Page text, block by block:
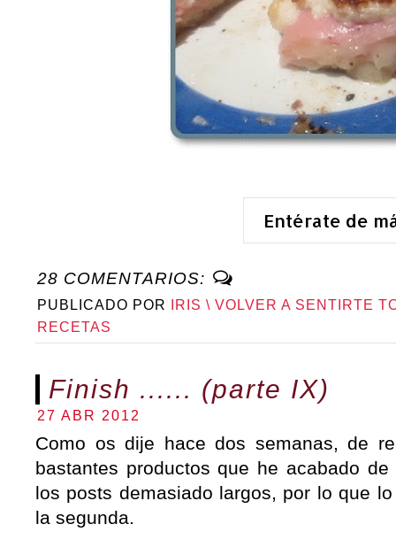
Entérate de
28 COMENTARIOS:
PUBLICADO POR
IRIS \ VOLVER A SENTIRTE
RECETAS
Finish ...... (parte IX)
27 ABR 2012
Como os dije hace dos semanas, de
bastantes productos que he acabado
los posts demasiado largos, por lo que
la segunda.